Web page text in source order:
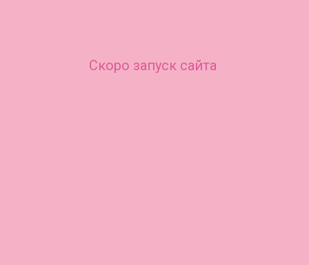
Скоро запуск сайта